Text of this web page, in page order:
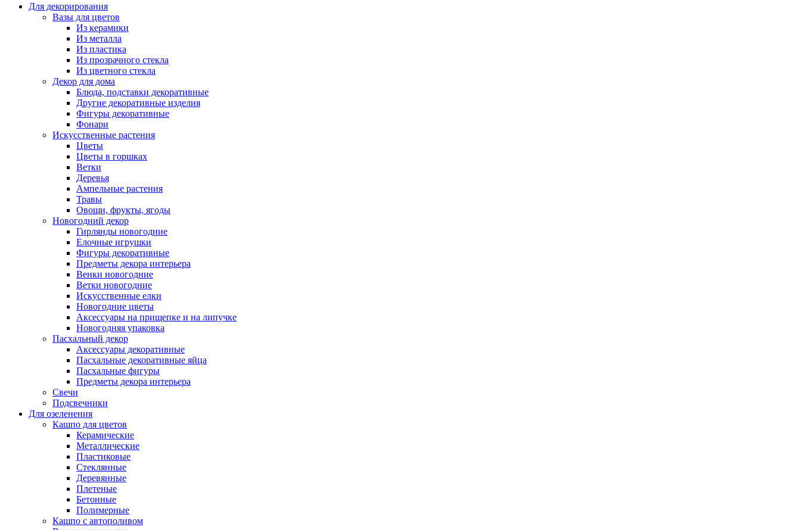
Для декорирования
Вазы для цветов
Из керамики
Из металла
Из пластика
Из прозрачного стекла
Из цветного стекла
Декор для дома
Блюда, подставки декоративные
Другие декоративные изделия
Фигуры декоративные
Фонари
Искусственные растения
Цветы
Цветы в горшках
Ветки
Деревья
Ампельные растения
Травы
Овощи, фрукты, ягоды
Новогодний декор
Гирлянды новогодние
Елочные игрушки
Фигуры декоративные
Предметы декора интерьера
Венки новогодние
Ветки новогодние
Искусственные елки
Новогодние цветы
Аксессуары на прищепке и на липучке
Новогодняя упаковка
Пасхальный декор
Аксессуары декоративные
Пасхальные декоративные яйца
Пасхальные фигуры
Предметы декора интерьера
Свечи
Подсвечники
Для озеленения
Кашпо для цветов
Керамические
Металлические
Пластиковые
Стеклянные
Деревянные
Плетеные
Бетонные
Полимерные
Кашпо с автополивом